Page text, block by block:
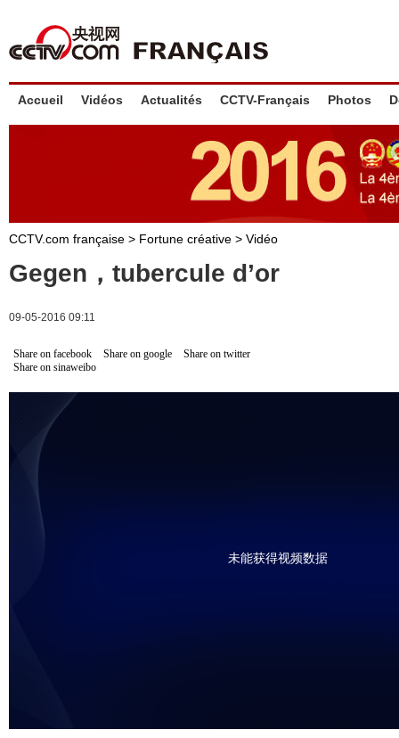
Accueil Vidéos Actualités CCTV-Français Photos
CCTV.com française > Fortune créative > Vidéo
Gegen，tubercule d’or
09-05-2016 09:11
Share on facebook Share on google
Share on twitter
Share on sinaweibo
未能获得视频数据